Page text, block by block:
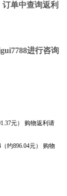
订单中查询返利
进行咨询
元） 购物返利请
约896.04元） 购物